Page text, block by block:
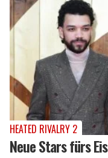
HEATED RIVALRY 2
Neue Stars fürs Eis